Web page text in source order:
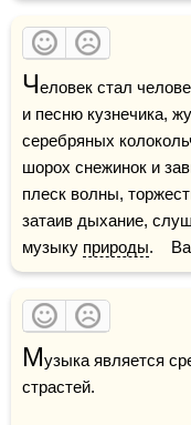
Человек стал
и песню кузнечика,
серебряных
шорох снежинок и
плеск волны,
затаив дыхание,
музыку природы.
Музыка является
страстей.